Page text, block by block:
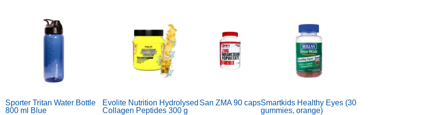
Sporter Tritan Water Bottle
800 ml Blue
Evolite Nutrition Hydrolysed
Collagen Peptides 300 g
San ZMA 90 capsSmartkids Healthy Eyes (30
gummies, orange)